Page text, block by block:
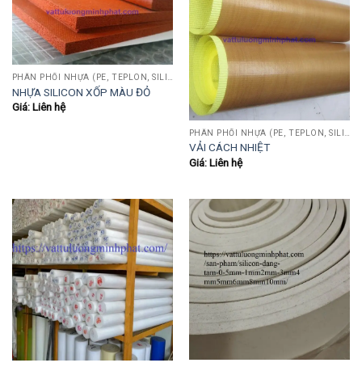
PHÂN PHỐI NHỰA (PE, TEPLON, SILICON, PHÍP CÁCH ĐIỆN, POM...)
NHỰA SILICON XỐP MÀU ĐỎ
Giá: Liên hệ
VẢI CÁCH NHIỆT
Giá: Liên hệ